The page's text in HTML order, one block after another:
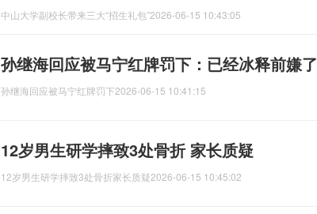
中山大学副校长带来三大“招生礼包”2026-06-15 10:43:05
孙继海回应被马宁红牌罚下：已经冰释前嫌了
孙继海回应被马宁红牌罚下2026-06-15 10:41:15
12岁男生研学摔致3处骨折 家长质疑
12岁男生研学摔致3处骨折家长质疑2026-06-15 10:45:02